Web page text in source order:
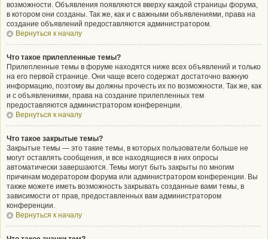
возможности. Объявления появляются вверху каждой страницы форума,
в котором они созданы. Так же, как и с важными объявлениями, права на
создание объявлений предоставляются администратором.
Вернуться к началу
Что такое прилепленные темы?
Прилепленные темы в форуме находятся ниже всех объявлений и только
на его первой странице. Они чаще всего содержат достаточно важную
информацию, поэтому вы должны прочесть их по возможности. Так же, как
и с объявлениями, права на создание прилепленных тем
предоставляются администратором конференции.
Вернуться к началу
Что такое закрытые темы?
Закрытые темы — это такие темы, в которых пользователи больше не
могут оставлять сообщения, и все находящиеся в них опросы
автоматически завершаются. Темы могут быть закрыты по многим
причинам модератором форума или администратором конференции. Вы
также можете иметь возможность закрывать созданные вами темы, в
зависимости от прав, предоставленных вам администратором
конференции.
Вернуться к началу